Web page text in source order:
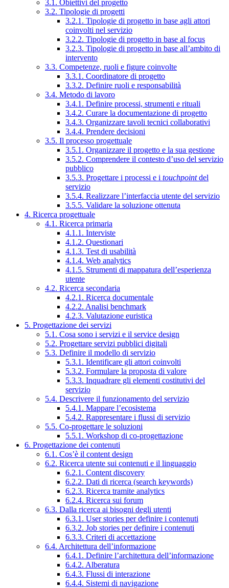
3.1. Obiettivi del progetto
3.2. Tipologie di progetti
3.2.1. Tipologie di progetto in base agli attori
coinvolti nel servizio
3.2.2. Tipologie di progetto in base al focus
3.2.3. Tipologie di progetto in base all’ambito di
intervento
3.3. Competenze, ruoli e figure coinvolte
3.3.1. Coordinatore di progetto
3.3.2. Definire ruoli e responsabilità
3.4. Metodo di lavoro
3.4.1. Definire processi, strumenti e rituali
3.4.2. Curare la documentazione di progetto
3.4.3. Organizzare tavoli tecnici collaborativi
3.4.4. Prendere decisioni
3.5. Il processo progettuale
3.5.1. Organizzare il progetto e la sua gestione
3.5.2. Comprendere il contesto d’uso del servizio
pubblico
3.5.3. Progettare i processi e i touchpointdel
servizio
3.5.4. Realizzare l’interfaccia utente del servizio
3.5.5. Validare la soluzione ottenuta
4. Ricerca progettuale
4.1. Ricerca primaria
4.1.1. Interviste
4.1.2. Questionari
4.1.3. Test di usabilità
4.1.4. Web analytics
4.1.5. Strumenti di mappatura dell’esperienza
utente
4.2. Ricerca secondaria
4.2.1. Ricerca documentale
4.2.2. Analisi benchmark
4.2.3. Valutazione euristica
5. Progettazione dei servizi
5.1. Cosa sono i servizi e il service design
5.2. Progettare servizi pubblici digitali
5.3. Definire il modello di servizio
5.3.1. Identificare gli attori coinvolti
5.3.2. Formulare la proposta di valore
5.3.3. Inquadrare gli elementi costitutivi del
servizio
5.4. Descrivere il funzionamento del servizio
5.4.1. Mappare l’ecosistema
5.4.2. Rappresentare i flussi di servizio
5.5. Co-progettare le soluzioni
5.5.1. Workshop di co-progettazione
6. Progettazione dei contenuti
6.1. Cos’è il content design
6.2. Ricerca utente sui contenuti e il linguaggio
6.2.1. Content discovery
6.2.2. Dati di ricerca (search keywords)
6.2.3. Ricerca tramite analytics
6.2.4. Ricerca sui forum
6.3. Dalla ricerca ai bisogni degli utenti
6.3.1. User stories per definire i contenuti
6.3.2. Job stories per definire i contenuti
6.3.3. Criteri di accettazione
6.4. Architettura dell’informazione
6.4.1. Definire l’architettura dell’informazione
6.4.2. Alberatura
6.4.3. Flussi di interazione
6.4.4. Sistemi di navigazione